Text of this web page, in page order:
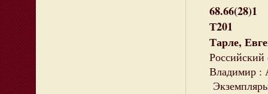
68.66(28)1
Т201
Тарле,
Владимир :